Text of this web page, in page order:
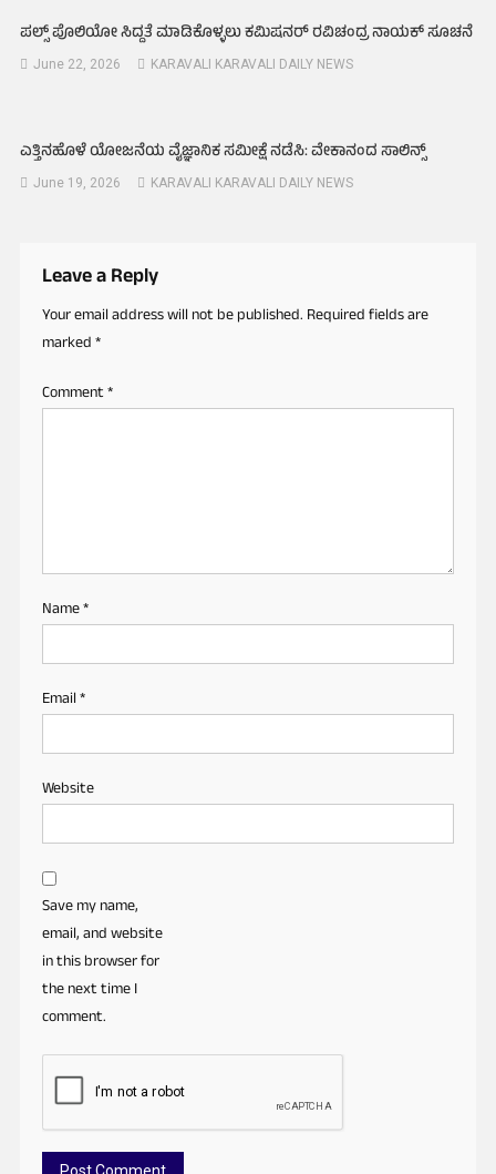
ಪಲ್ಸ್ ಪೊಲಿಯೋ ಸಿದ್ದತೆ ಮಾಡಿಕೊಳ್ಳಲು ಕಮಿಷನರ್ ರವಿಚಂದ್ರ ನಾಯಕ್ ಸೂಚನೆ
June 22, 2026 KARAVALI KARAVALI DAILY NEWS
ಎತ್ತಿನಹೊಳೆ ಯೋಜನೆಯ ವೈಜ್ಞಾನಿಕ ಸಮೀಕ್ಷೆ ನಡೆಸಿ: ವೇಕಾನಂದ ಸಾಲಿನ್ಸ್
June 19, 2026 KARAVALI KARAVALI DAILY NEWS
Leave a Reply
Your email address will not be published. Required fields are
marked*
Comment*
Name*
Email*
Website
Save my name,
email, and website
in this browser for
the next time I
comment.